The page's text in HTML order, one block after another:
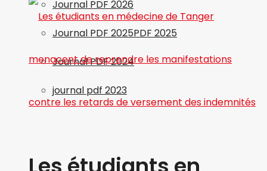
Journal PDF 2026
Journal PDF 2025PDF 2025
Journal PDF 2024
journal pdf 2023